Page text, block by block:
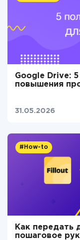
Google Drive:
повышения
31.05.2026
#How-to
Как передать
пошаговое